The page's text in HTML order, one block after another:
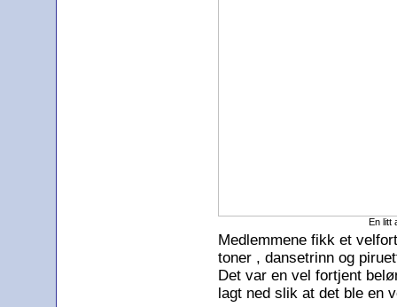
En litt
Medlemmene fikk et
toner , dansetrinn og
Det var en vel fortjent
lagt ned slik at det ble en